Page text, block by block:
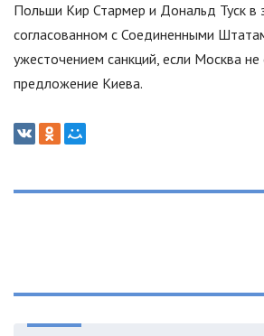
Польши Кир Стармер и Дональд Туск в
согласованном с Соединенными
ужесточением санкций, если Москва не
предложение Киева.